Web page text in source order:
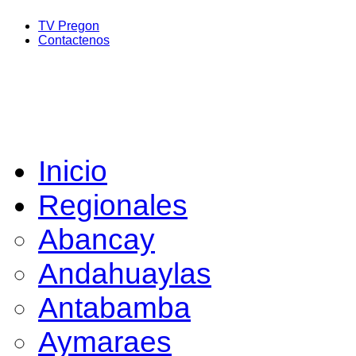
TV Pregon
Contactenos
Inicio
Regionales
Abancay
Andahuaylas
Antabamba
Aymaraes